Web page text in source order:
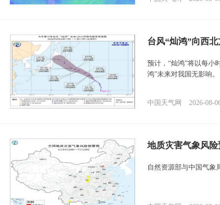
台风“灿鸿”向西
预计，“灿鸿”将以每小
鸿”未来对我国无影响。
中国天气网 2026-08-
地质灾害气象风
自然资源部与中国气象